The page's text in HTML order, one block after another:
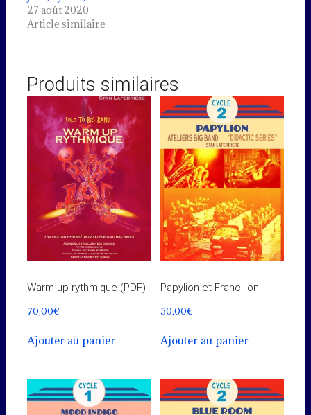
27 août 2020
Article similaire
Produits similaires
Warm up rythmique (PDF)
70,00€
Ajouter au panier
Papylion et Francilion
50,00€
Ajouter au panier